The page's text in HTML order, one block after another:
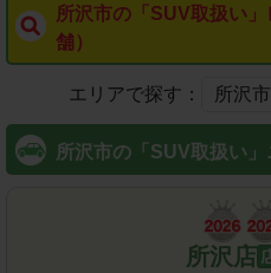
所沢市の「SUV取扱い
舗）
エリアで探す：
所沢市の「SUV取扱い
所沢店